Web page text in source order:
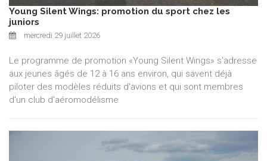
Young Silent Wings: promotion du sport chez les
juniors
mercredi 29 juillet 2026
Le programme de promotion «Young Silent Wings» s'adresse
aux jeunes âgés de 12 à 16 ans environ, qui savent déjà
piloter des modèles réduits d'avions et qui sont membres
d'un club d'aéromodélisme